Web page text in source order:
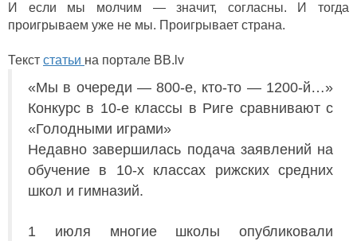
И если мы молчим — значит, согласны. И тогда
проигрываем уже не мы. Проигрывает страна.
Текст статьи на портале BB.lv
«Мы в очереди — 800-е, кто-то — 1200-й…»
Конкурс в 10-е классы в Риге сравнивают с
«Голодными играми»
Недавно завершилась подача заявлений на
обучение в 10-х классах рижских средних
школ и гимназий.
1 июля многие школы опубликовали